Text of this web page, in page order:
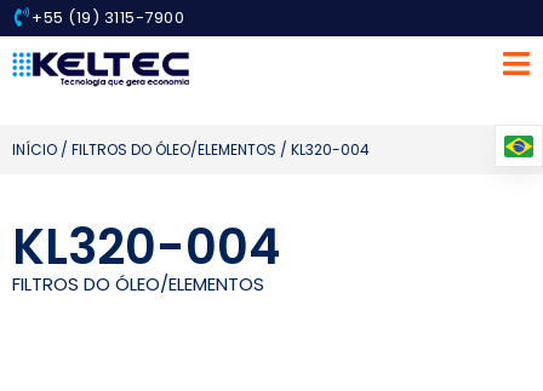
+55 (19) 3115-7900
INÍCIO / FILTROS DO ÓLEO/ELEMENTOS / KL320-004
KL320-004
FILTROS DO ÓLEO/ELEMENTOS